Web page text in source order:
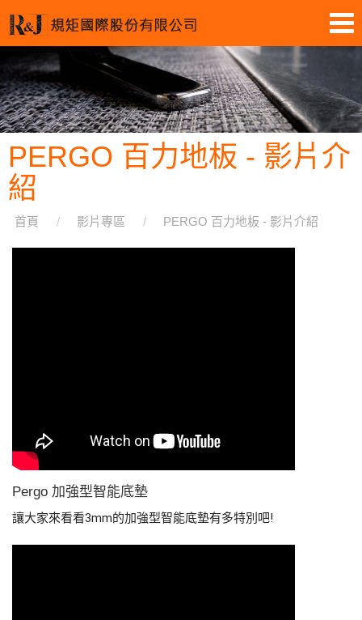
PERGO 百力地板 - 影片介
紹
首頁 影片專區 PERGO 百力地板 - 影片介紹
Pergo 加強型智能底墊
讓大家來看看3mm的加強型智能底墊有多特別吧!